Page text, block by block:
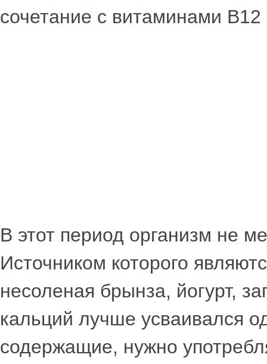
сочетание с витаминами
В этот период организм не
Источником которого
несоленая брынза, йогурт,
кальций лучше усваивался
содержащие, нужно